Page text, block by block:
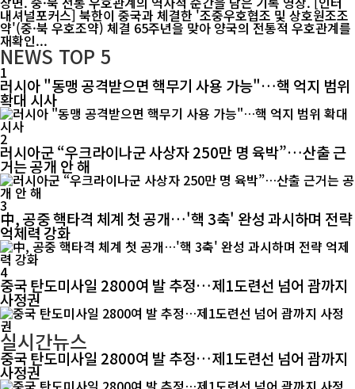
내셔널포커스] 북한이 중국과 체결한 '조중우호협조 및 상호원조조
약'(중·북 우호조약) 체결 65주년을 맞아 양국의 전통적 우호관계를
재확인...
NEWS TOP 5
1
러시아 "동맹 공격받으면 핵무기 사용 가능"…핵 억지 범위
확대 시사
2
러시아군 “우크라이나군 사상자 250만 명 육박”…산출 근
거는 공개 안 해
3
中, 공중 핵타격 체계 첫 공개…'핵 3축' 완성 과시하며 전략
억제력 강화
4
중국 탄도미사일 2800여 발 추정…제1도련선 넘어 괌까지
사정권
실시간뉴스
중국 탄도미사일 2800여 발 추정…제1도련선 넘어 괌까지
사정권